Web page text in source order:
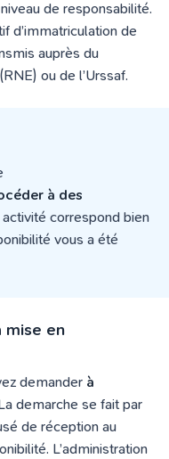
de responsabilité.
d’immatriculation de
auprès du
ou de l’Urssaf.
à des
correspond bien
vous a été
mise en
demander à
demarche se fait par
de réception au
L’administration